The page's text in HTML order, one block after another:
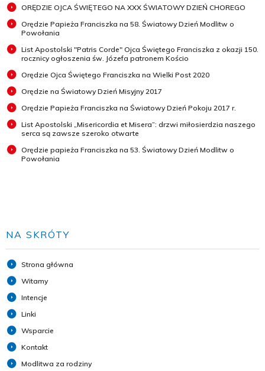
ORĘDZIE OJCA ŚWIĘTEGO NA XXX ŚWIATOWY DZIEŃ CHOREGO
Orędzie Papieża Franciszka na 58. Światowy Dzień Modlitw o
Powołania
List Apostolski "Patris Corde" Ojca Świętego Franciszka z okazji 150.
rocznicy ogłoszenia św. Józefa patronem Kościo
Orędzie Ojca Świętego Franciszka na Wielki Post 2020
Orędzie na Światowy Dzień Misyjny 2017
Orędzie Papieża Franciszka na Światowy Dzień Pokoju 2017 r.
List Apostolski „Misericordia et Misera”: drzwi miłosierdzia naszego
serca są zawsze szeroko otwarte
Orędzie papieża Franciszka na 53. Światowy Dzień Modlitw o
Powołania
NA SKRÓTY
Strona główna
Witamy
Intencje
Linki
Wsparcie
Kontakt
Modlitwa za rodziny